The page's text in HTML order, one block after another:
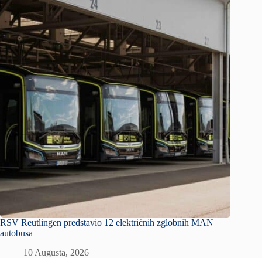
RSV Reutlingen predstavio 12 električnih zglobnih MAN
autobusa
10 Augusta, 2026